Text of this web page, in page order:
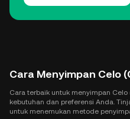
Cara Menyimpan Celo
Cara terbaik untuk menyimpan Celo
kebutuhan dan preferensi Anda.
untuk menemukan metode